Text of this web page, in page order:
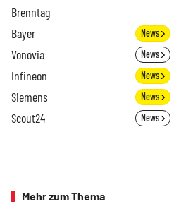
Brenntag
Bayer News
Vonovia News
Infineon News
Siemens News
Scout24 News
Mehr zum Thema